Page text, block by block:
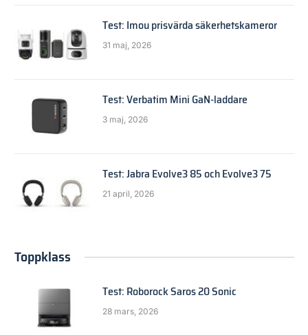
Test: Imou prisvärda säkerhetskameror
31 maj, 2026
Test: Verbatim Mini GaN-laddare
3 maj, 2026
Test: Jabra Evolve3 85 och Evolve3 75
21 april, 2026
Toppklass
Test: Roborock Saros 20 Sonic
28 mars, 2026